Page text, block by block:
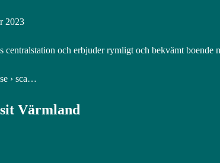
2023
centralstation och erbjuder rymligt och bekvämt boende
› sca…
Värmland